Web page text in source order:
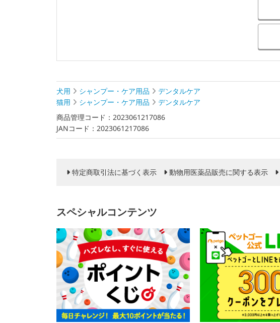
犬用 シャンプー・ケア用品
デンタルケア
猫用
シャンプー・ケア用品
デンタルケア
商品管理コード：2023061217086
JANコード：2023061217086
特定商取引法に基づく表示 動物用医薬品販売に関する表示
スペシャルコンテンツ